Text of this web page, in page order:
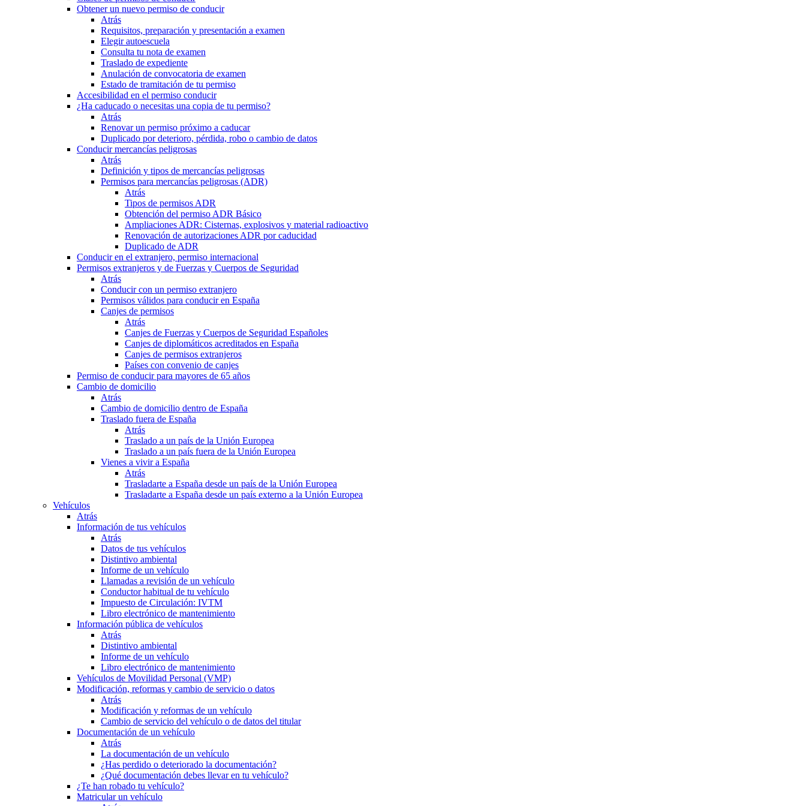
Obtener un nuevo permiso de conducir
Atrás
Requisitos, preparación y presentación a examen
Elegir autoescuela
Consulta tu nota de examen
Traslado de expediente
Anulación de convocatoria de examen
Estado de tramitación de tu permiso
Accesibilidad en el permiso conducir
¿Ha caducado o necesitas una copia de tu permiso?
Atrás
Renovar un permiso próximo a caducar
Duplicado por deterioro, pérdida, robo o cambio de datos
Conducir mercancías peligrosas
Atrás
Definición y tipos de mercancías peligrosas
Permisos para mercancías peligrosas (ADR)
Atrás
Tipos de permisos ADR
Obtención del permiso ADR Básico
Ampliaciones ADR: Cisternas, explosivos y material radioactivo
Renovación de autorizaciones ADR por caducidad
Duplicado de ADR
Conducir en el extranjero, permiso internacional
Permisos extranjeros y de Fuerzas y Cuerpos de Seguridad
Atrás
Conducir con un permiso extranjero
Permisos válidos para conducir en España
Canjes de permisos
Atrás
Canjes de Fuerzas y Cuerpos de Seguridad Españoles
Canjes de diplomáticos acreditados en España
Canjes de permisos extranjeros
Países con convenio de canjes
Permiso de conducir para mayores de 65 años
Cambio de domicilio
Atrás
Cambio de domicilio dentro de España
Traslado fuera de España
Atrás
Traslado a un país de la Unión Europea
Traslado a un país fuera de la Unión Europea
Vienes a vivir a España
Atrás
Trasladarte a España desde un país de la Unión Europea
Trasladarte a España desde un país externo a la Unión Europea
Vehículos
Atrás
Información de tus vehículos
Atrás
Datos de tus vehículos
Distintivo ambiental
Informe de un vehículo
Llamadas a revisión de un vehículo
Conductor habitual de tu vehículo
Impuesto de Circulación: IVTM
Libro electrónico de mantenimiento
Información pública de vehículos
Atrás
Distintivo ambiental
Informe de un vehículo
Libro electrónico de mantenimiento
Vehículos de Movilidad Personal (VMP)
Modificación, reformas y cambio de servicio o datos
Atrás
Modificación y reformas de un vehículo
Cambio de servicio del vehículo o de datos del titular
Documentación de un vehículo
Atrás
La documentación de un vehículo
¿Has perdido o deteriorado la documentación?
¿Qué documentación debes llevar en tu vehículo?
¿Te han robado tu vehículo?
Matricular un vehículo